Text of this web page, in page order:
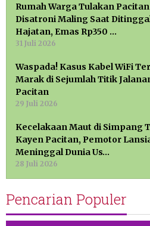
Rumah Warga Tulakan Pacitan
Disatroni Maling Saat
Hajatan, Emas Rp350 …
31 Juli 2026
Waspada! Kasus Kabel WiFi
Marak di Sejumlah Titik
Pacitan
29 Juli 2026
Kecelakaan Maut di Simpang
Kayen Pacitan, Pemotor
Meninggal Dunia Us…
28 Juli 2026
Pencarian Populer